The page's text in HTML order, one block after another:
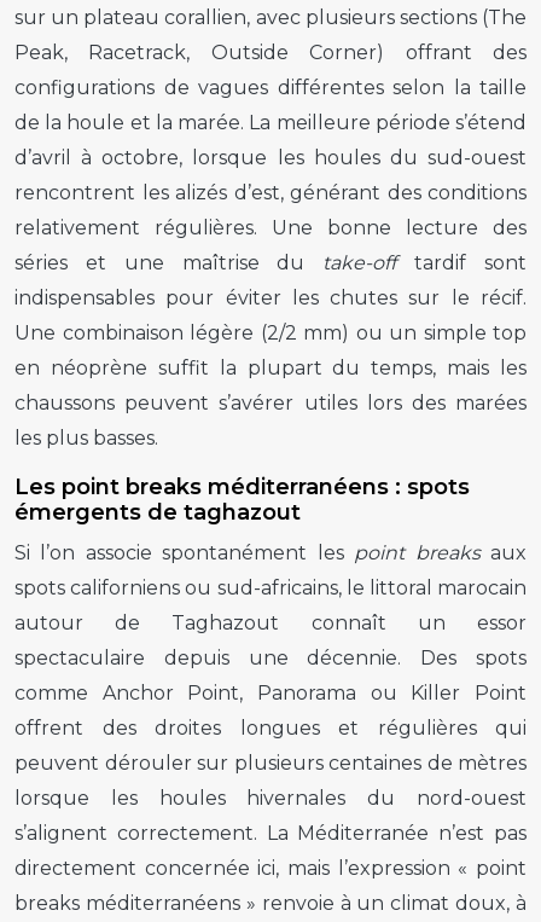
sur un plateau corallien, avec plusieurs sections (The
Peak, Racetrack, Outside Corner) offrant des
configurations de vagues différentes selon la taille
de la houle et la marée. La meilleure période s’étend
d’avril à octobre, lorsque les houles du sud-ouest
rencontrent les alizés d’est, générant des conditions
relativement régulières. Une bonne lecture des
séries et une maîtrise du take-offtardif sont
indispensables pour éviter les chutes sur le récif.
Une combinaison légère (2/2 mm) ou un simple top
en néoprène suffit la plupart du temps, mais les
chaussons peuvent s’avérer utiles lors des marées
les plus basses.
Les point breaks méditerranéens : spots
émergents de taghazout
Si l’on associe spontanément les point breaksaux
spots californiens ou sud-africains, le littoral marocain
autour de Taghazout connaît un essor
spectaculaire depuis une décennie. Des spots
comme Anchor Point, Panorama ou Killer Point
offrent des droites longues et régulières qui
peuvent dérouler sur plusieurs centaines de mètres
lorsque les houles hivernales du nord-ouest
s’alignent correctement. La Méditerranée n’est pas
directement concernée ici, mais l’expression « point
breaks méditerranéens » renvoie à un climat doux, à